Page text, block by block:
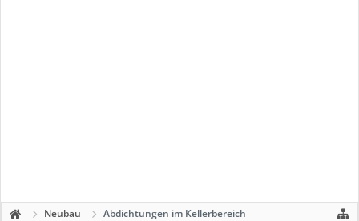
Neubau Abdichtungen im Kellerbereich